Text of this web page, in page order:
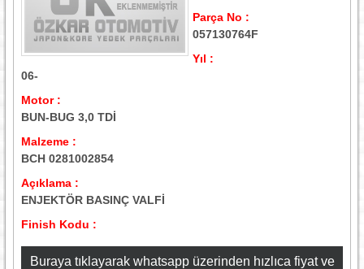
Parça No :
057130764F
Yıl :
06-
Motor :
BUN-BUG 3,0 TDİ
Malzeme :
BCH 0281002854
Açıklama :
ENJEKTÖR BASINÇ VALFİ
Finish Kodu :
Buraya tıklayarak whatsapp üzerinden hızlıca fiyat ve